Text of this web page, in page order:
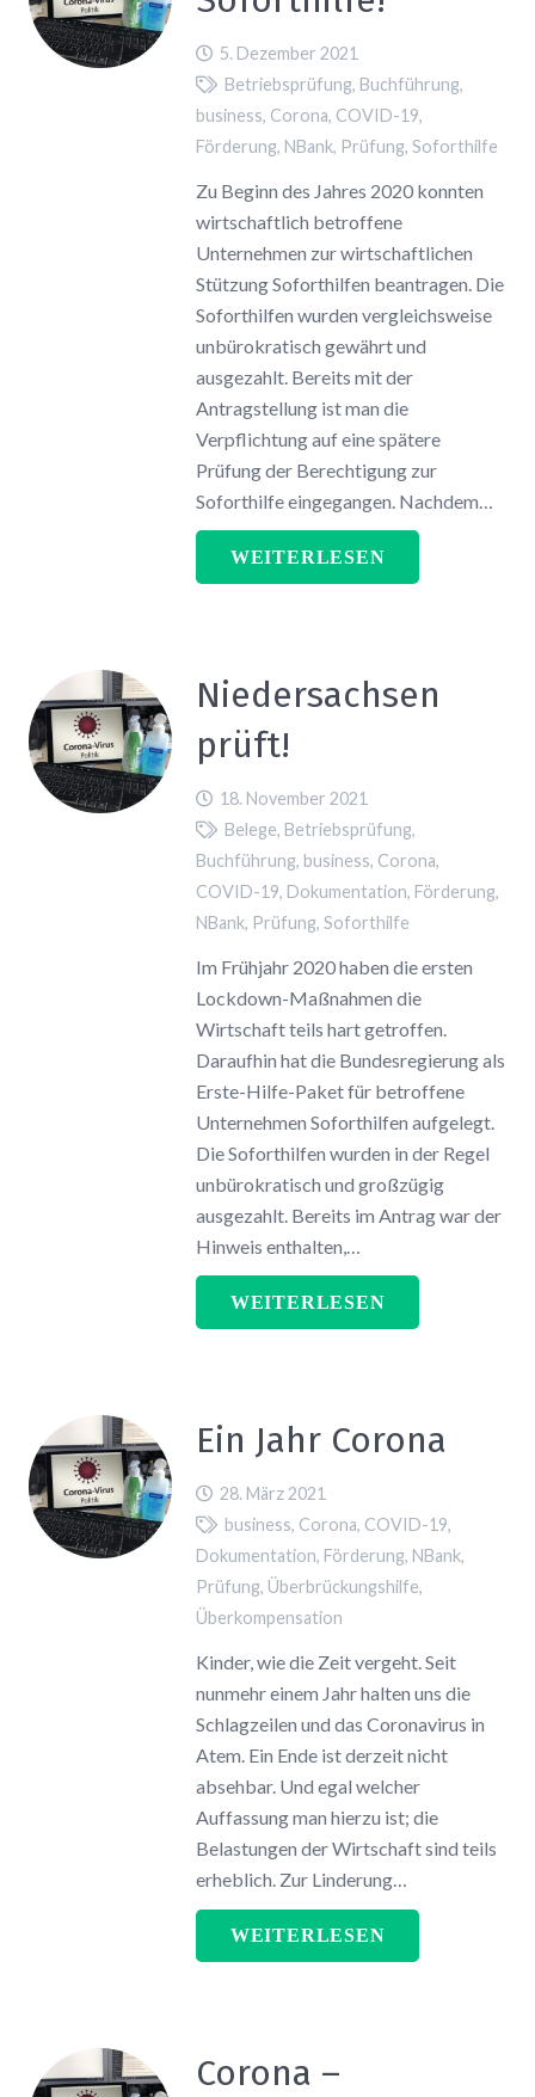
5. Dezember 2021
Betriebsprüfung, Buchführung,
business, Corona, COVID-19,
Förderung, NBank, Prüfung, Soforthilfe
Zu Beginn des Jahres 2020 konnten
wirtschaftlich betroffene
Unternehmen zur wirtschaftlichen
Stützung Soforthilfen beantragen. Die
Soforthilfen wurden vergleichsweise
unbürokratisch gewährt und
ausgezahlt. Bereits mit der
Antragstellung ist man die
Verpflichtung auf eine spätere
Prüfung der Berechtigung zur
Soforthilfe eingegangen. Nachdem…
WEITERLESEN
Niedersachsen
prüft!
18. November 2021
Belege, Betriebsprüfung,
Buchführung, business, Corona,
COVID-19, Dokumentation, Förderung,
NBank, Prüfung, Soforthilfe
Im Frühjahr 2020 haben die ersten
Lockdown-Maßnahmen die
Wirtschaft teils hart getroffen.
Daraufhin hat die Bundesregierung als
Erste-Hilfe-Paket für betroffene
Unternehmen Soforthilfen aufgelegt.
Die Soforthilfen wurden in der Regel
unbürokratisch und großzügig
ausgezahlt. Bereits im Antrag war der
Hinweis enthalten,…
WEITERLESEN
Ein Jahr Corona
28. März 2021
business, Corona, COVID-19,
Dokumentation, Förderung, NBank,
Prüfung, Überbrückungshilfe,
Überkompensation
Kinder, wie die Zeit vergeht. Seit
nunmehr einem Jahr halten uns die
Schlagzeilen und das Coronavirus in
Atem. Ein Ende ist derzeit nicht
absehbar. Und egal welcher
Auffassung man hierzu ist; die
Belastungen der Wirtschaft sind teils
erheblich. Zur Linderung…
WEITERLESEN
Corona –